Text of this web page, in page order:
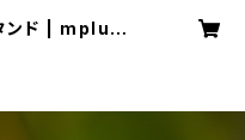
ンド | mplus